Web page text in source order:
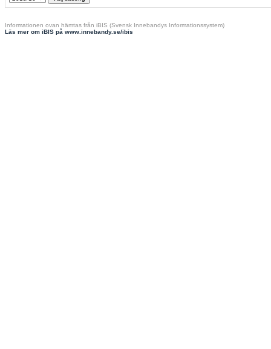
Informationen ovan hämtas från iBIS (Svensk Innebandys Informationssystem)
Läs mer om iBIS på www.innebandy.se/ibis